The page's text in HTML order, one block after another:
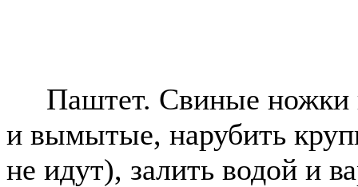
Паштет. Свиные ножки
и вымытые, нарубить
не идут), залить водой и